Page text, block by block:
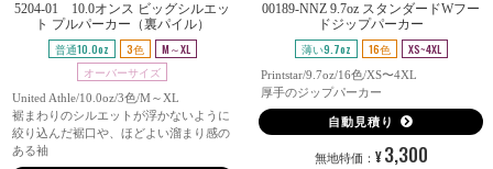
5204-01 10.0オンス ビッグシルエッ
ト プルパーカー（裏パイル）
普通10.0oz 3色
M～XL
オーバーサイズ
United Athle/10.0oz/3色/M～XL
裾まわりのシルエットが浮かないように
絞り込んだ裾口や、ほどよい溜まり感の
ある袖
00189-NNZ 9.7oz スタンダードWフー
ドジップパーカー
薄い9.7oz 16色 XS~4XL
Printstar/9.7oz/16色/XS〜4XL
厚手のジップパーカー
自動見積り
無地特価： ¥ 3,300